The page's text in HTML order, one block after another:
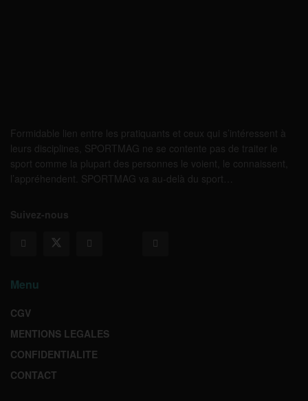
Formidable lien entre les pratiquants et ceux qui s’intéressent à
leurs disciplines, SPORTMAG ne se contente pas de traiter le
sport comme la plupart des personnes le voient, le connaissent,
l’appréhendent. SPORTMAG va au-delà du sport…
Suivez-nous
Menu
CGV
MENTIONS LEGALES
CONFIDENTIALITE
CONTACT